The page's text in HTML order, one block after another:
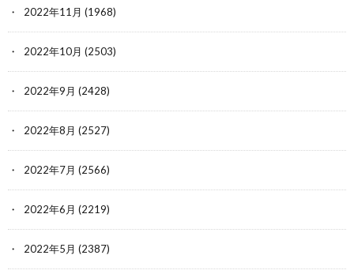
2022年11月 (1968)
2022年10月 (2503)
2022年9月 (2428)
2022年8月 (2527)
2022年7月 (2566)
2022年6月 (2219)
2022年5月 (2387)